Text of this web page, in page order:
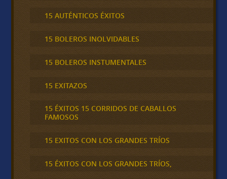
15 AUTÉNTICOS ÉXITOS
15 BOLEROS INOLVIDABLES
15 BOLEROS INSTUMENTALES
15 EXITAZOS
15 ÉXITOS 15 CORRIDOS DE CABALLOS
FAMOSOS
15 EXITOS CON LOS GRANDES TRÍOS
15 ÉXITOS CON LOS GRANDES TRÍOS,